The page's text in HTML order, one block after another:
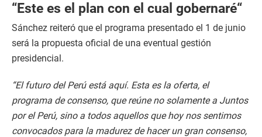
“Este es el plan con el cual gobernaré“
Sánchez reiteró que el programa presentado el 1 de junio
será la propuesta oficial de una eventual gestión
presidencial.
“El futuro del Perú está aquí. Esta es la oferta, el
programa de consenso, que reúne no solamente a Juntos
por el Perú, sino a todos aquellos que hoy nos sentimos
convocados para la madurez de hacer un gran consenso,